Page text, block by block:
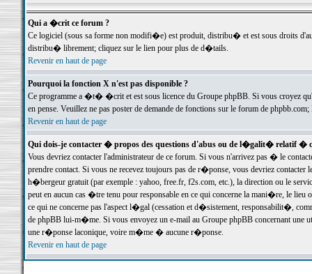
Qui a �crit ce forum ?
Ce logiciel (sous sa forme non modifi�e) est produit, distribu� et est sous droits
distribu� librement; cliquez sur le lien pour plus de d�tails.
Revenir en haut de page
Pourquoi la fonction X n'est pas disponible ?
Ce programme a �t� �crit et est sous licence du Groupe phpBB. Si vous croyez
en pense. Veuillez ne pas poster de demande de fonctions sur le forum de
Revenir en haut de page
Qui dois-je contacter � propos des questions d'abus ou de l�galit� relatif �
Vous devriez contacter l'administrateur de ce forum. Si vous n'arrivez pas � le
prendre contact. Si vous ne recevez toujours pas de r�ponse, vous devriez
h�bergeur gratuit (par exemple : yahoo, free.fr, f2s.com, etc.), la direction ou le
peut en aucun cas �tre tenu pour responsable en ce qui concerne la mani�re, le
ce qui ne concerne pas l'aspect l�gal (cessation et d�sistement, responsabilit�,
de phpBB lui-m�me. Si vous envoyez un e-mail au Groupe phpBB concernant une
une r�ponse laconique, voire m�me � aucune r�ponse.
Revenir en haut de page